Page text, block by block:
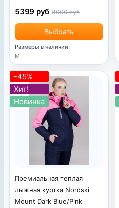
Выбрать
5399 руб 8000 руб
Размеры в наличии:
M
-45%
Хит!
Новинка
Премиальная теплая
лыжная куртка Nordski
Mount Dark Blue/Pink